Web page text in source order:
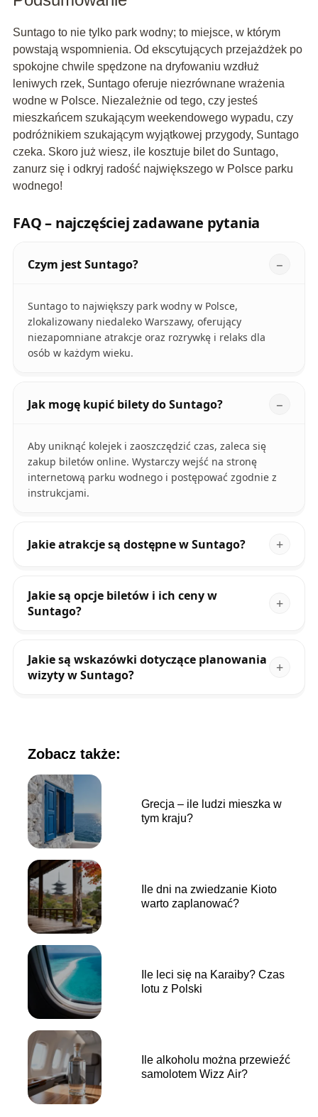
Suntago to nie tylko park wodny; to miejsce, w którym
powstają wspomnienia. Od ekscytujących przejażdżek po
spokojne chwile spędzone na dryfowaniu wzdłuż
leniwych rzek, Suntago oferuje niezrównane wrażenia
wodne w Polsce. Niezależnie od tego, czy jesteś
mieszkańcem szukającym weekendowego wypadu, czy
podróżnikiem szukającym wyjątkowej przygody, Suntago
czeka. Skoro już wiesz, ile kosztuje bilet do Suntago,
zanurz się i odkryj radość największego w Polsce parku
wodnego!
FAQ – najczęściej zadawane pytania
Czym jest Suntago?
Suntago to największy park wodny w Polsce,
zlokalizowany niedaleko Warszawy, oferujący
niezapomniane atrakcje oraz rozrywkę i relaks dla
osób w każdym wieku.
Jak mogę kupić bilety do Suntago?
Aby uniknąć kolejek i zaoszczędzić czas, zaleca się
zakup biletów online. Wystarczy wejść na stronę
internetową parku wodnego i postępować zgodnie z
instrukcjami.
Jakie atrakcje są dostępne w Suntago?
Jakie są opcje biletów i ich ceny w
Suntago?
Jakie są wskazówki dotyczące planowania
wizyty w Suntago?
Zobacz także:
Grecja – ile ludzi mieszka w
tym kraju?
Ile dni na zwiedzanie Kioto
warto zaplanować?
Ile leci się na Karaiby? Czas
lotu z Polski
Ile alkoholu można przewieźć
samolotem Wizz Air?